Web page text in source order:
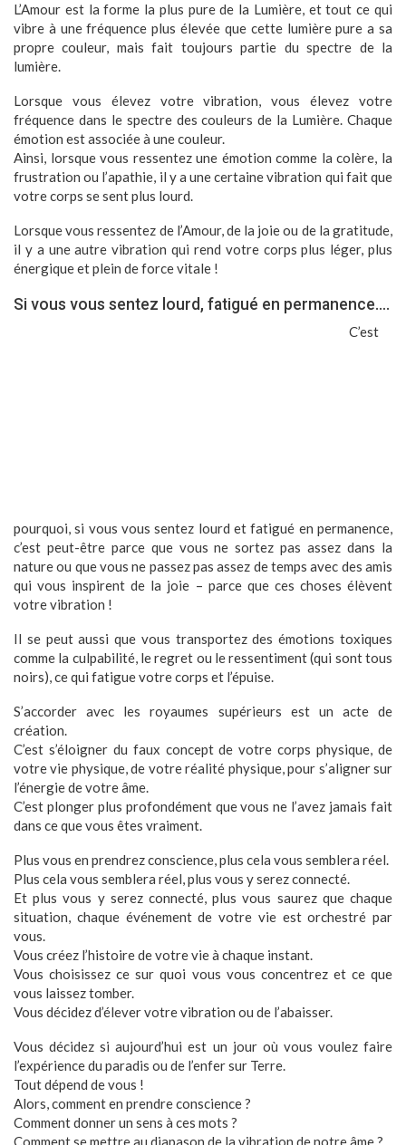
L’Amour est la forme la plus pure de la Lumière, et tout ce qui
vibre à une fréquence plus élevée que cette lumière pure a sa
propre couleur, mais fait toujours partie du spectre de la
lumière.
Lorsque vous élevez votre vibration, vous élevez votre
fréquence dans le spectre des couleurs de la Lumière. Chaque
émotion est associée à une couleur.
Ainsi, lorsque vous ressentez une émotion comme la colère, la
frustration ou l’apathie, il y a une certaine vibration qui fait que
votre corps se sent plus lourd.
Lorsque vous ressentez de l’Amour, de la joie ou de la gratitude,
il y a une autre vibration qui rend votre corps plus léger, plus
énergique et plein de force vitale !
Si vous vous sentez lourd, fatigué en permanence….
C’est
pourquoi, si vous vous sentez lourd et fatigué en permanence,
c’est peut-être parce que vous ne sortez pas assez dans la
nature ou que vous ne passez pas assez de temps avec des amis
qui vous inspirent de la joie – parce que ces choses élèvent
votre vibration !
Il se peut aussi que vous transportez des émotions toxiques
comme la culpabilité, le regret ou le ressentiment (qui sont tous
noirs), ce qui fatigue votre corps et l’épuise.
S’accorder avec les royaumes supérieurs est un acte de
création.
C’est s’éloigner du faux concept de votre corps physique, de
votre vie physique, de votre réalité physique, pour s’aligner sur
l’énergie de votre âme.
C’est plonger plus profondément que vous ne l’avez jamais fait
dans ce que vous êtes vraiment.
Plus vous en prendrez conscience, plus cela vous semblera réel.
Plus cela vous semblera réel, plus vous y serez connecté.
Et plus vous y serez connecté, plus vous saurez que chaque
situation, chaque événement de votre vie est orchestré par
vous.
Vous créez l’histoire de votre vie à chaque instant.
Vous choisissez ce sur quoi vous vous concentrez et ce que
vous laissez tomber.
Vous décidez d’élever votre vibration ou de l’abaisser.
Vous décidez si aujourd’hui est un jour où vous voulez faire
l’expérience du paradis ou de l’enfer sur Terre.
Tout dépend de vous !
Alors, comment en prendre conscience ?
Comment donner un sens à ces mots ?